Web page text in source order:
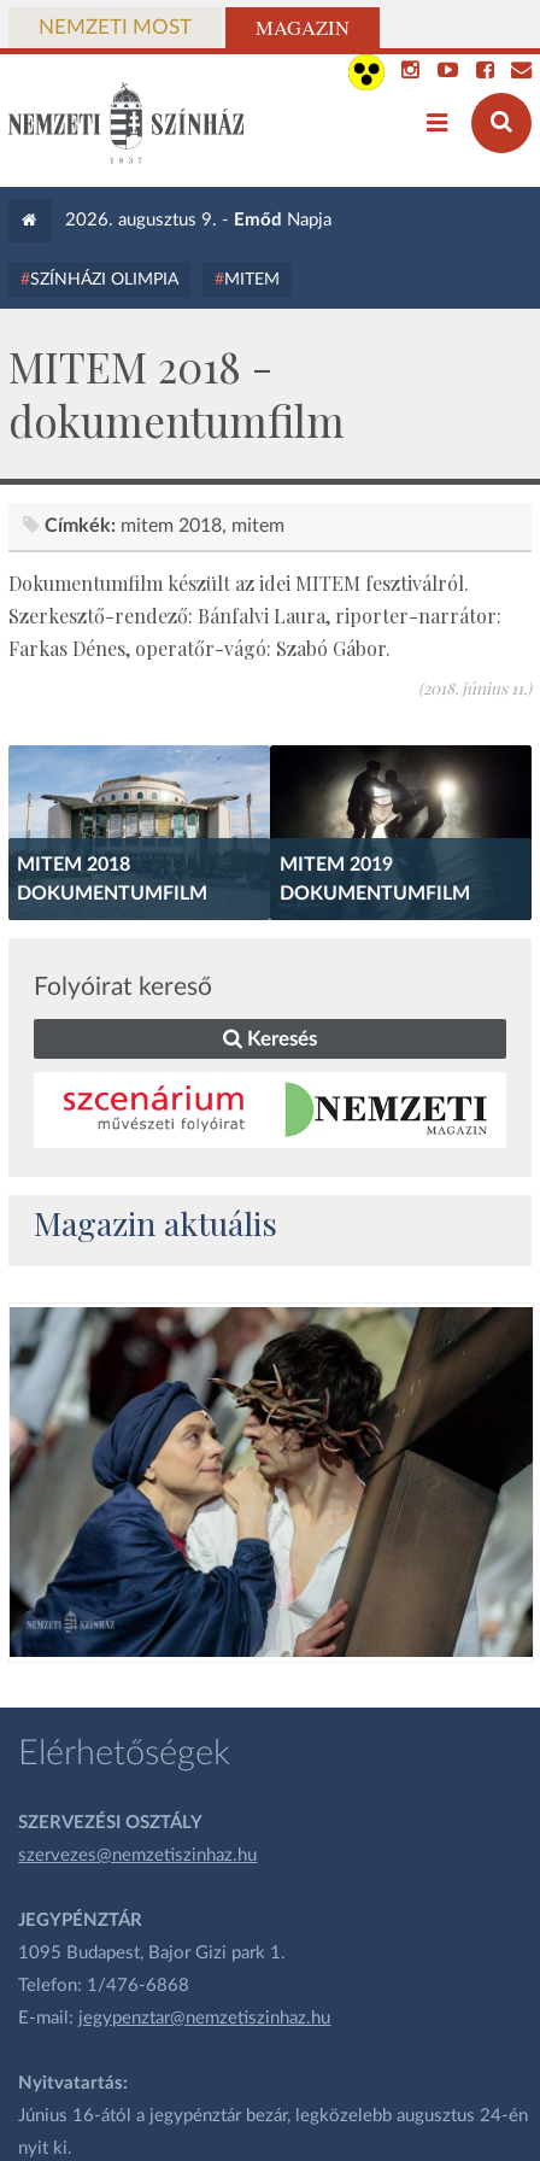
NEMZETI MOST MAGAZIN
2026. augusztus 9. - Emőd Napja
SZÍNHÁZI OLIMPIA MITEM
MITEM 2018 -
dokumentumfilm
Címkék: mitem 2018 mitem
Dokumentumfilm készült az idei MITEM fesztiválról.
Szerkesztő-rendező: Bánfalvi Laura, riporter-narrátor:
Farkas Dénes, operatőr-vágó: Szabó Gábor.
(2018. június 11.)
MITEM 2018
DOKUMENTUMFILM
MITEM 2019
DOKUMENTUMFILM
Folyóirat kereső
Keresés
Magazin aktuális
Elérhetőségek
SZERVEZÉSI OSZTÁLY
szervezes@nemzetiszinhaz.hu
JEGYPÉNZTÁR
1095 Budapest, Bajor Gizi park 1.
Telefon: 1/476-6868
E-mail: jegypenztar@nemzetiszinhaz.hu
Nyitvatartás:
Június 16-ától a jegypénztár bezár, legközelebb augusztus 24-én
nyit ki.